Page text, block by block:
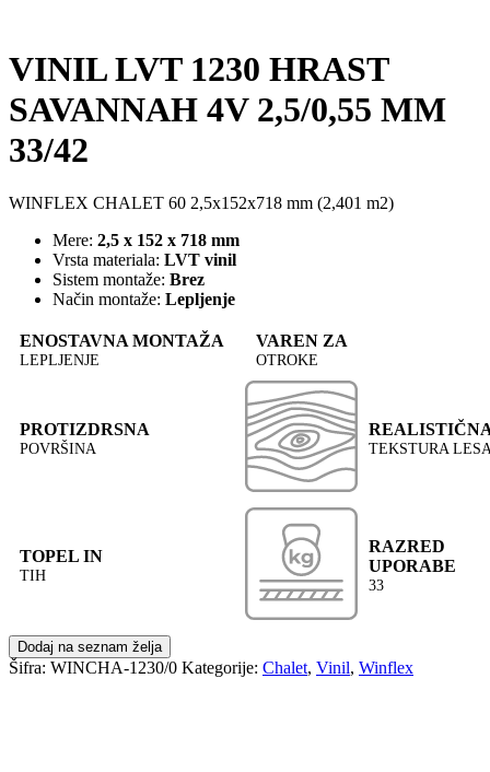
VINIL LVT 1230 HRAST
SAVANNAH 4V 2,5/0,55 MM
33/42
WINFLEX CHALET 60 2,5x152x718 mm (2,401 m2)
Mere: 2,5 x 152 x 718 mm
Vrsta materiala: LVT vinil
Sistem montaže: Brez
Način montaže: Lepljenje
ENOSTAVNA MONTAŽA
LEPLJENJE
VAREN ZA
OTROKE
PROTIZDRSNA
POVRŠINA TEKSTURA
TOPEL IN
TIH
RAZRED
UPORABE
33
Dodaj na seznam želja
Šifra: WINCHA-1230/0 Kategorije: Chalet, Vinil, Winflex